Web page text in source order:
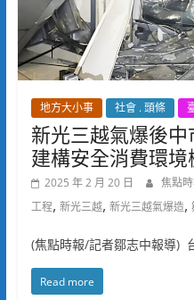
地方大小事 社會 . 頭條
新光三越氣爆後
建構安全消費環
2025 年 2 月 20 日 焦點
工程, 新光三越, 新光三越氣爆造,
(焦點時報/記者鄒志中報導)
Read more